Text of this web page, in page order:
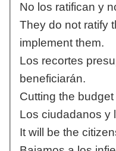
No los ratifican y
They do not ratify
implement them.
Los recortes
beneficiarán.
Cutting the
Los ciudadanos y
It will be the